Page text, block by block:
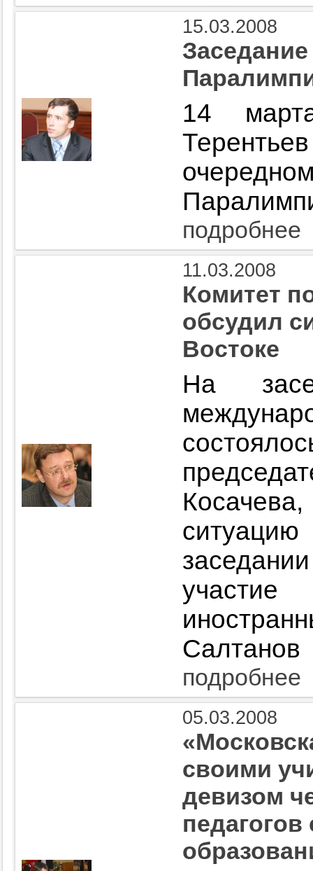
15.03.2008
14
подробнее
11.03.2008
Комитет
обсудил
Востоке
На
участие
Салтанов
подробнее
05.03.2008
своими
девизом